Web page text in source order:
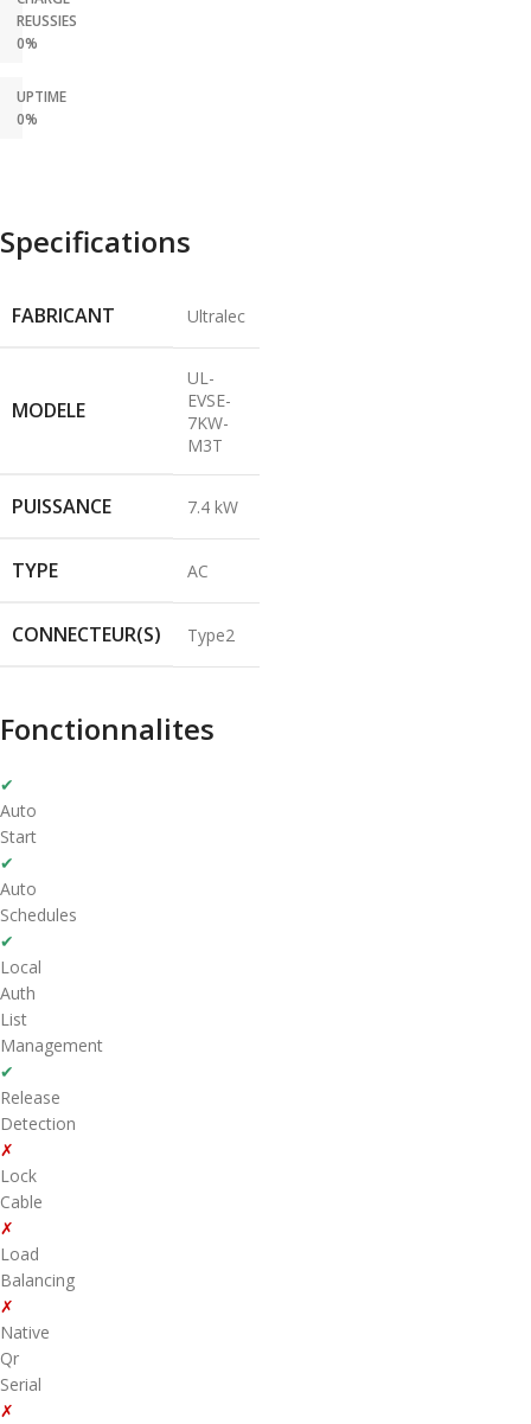
REUSSIES
0%
UPTIME
0%
Specifications
FABRICANT Ultralec
MODELE
UL-
EVSE-
7KW-
M3T
PUISSANCE 7.4 kW
TYPE AC
CONNECTEUR(S) Type2
Fonctionnalites
✔
Auto
Start
✔
Auto
Schedules
✔
Local
Auth
List
Management
✔
Release
Detection
✗
Lock
Cable
✗
Load
Balancing
✗
Native
Qr
Serial
✗